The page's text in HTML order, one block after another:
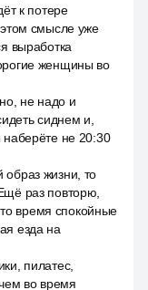
к потере
смысле уже
выработка
женщины во
не надо и
сиднем и,
наберёте не 20:30
жизни, то
раз повторю,
время спокойные
езда на
пилатес,
во время